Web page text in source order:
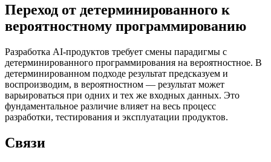
Переход от детерминированного к
вероятностному программированию
Разработка AI-продуктов требует смены парадигмы с
детерминированного программирования на вероятностное. В
детерминированном подходе результат предсказуем и
воспроизводим, в вероятностном — результат может
варьироваться при одних и тех же входных данных. Это
фундаментальное различие влияет на весь процесс
разработки, тестирования и эксплуатации продуктов.
Связи